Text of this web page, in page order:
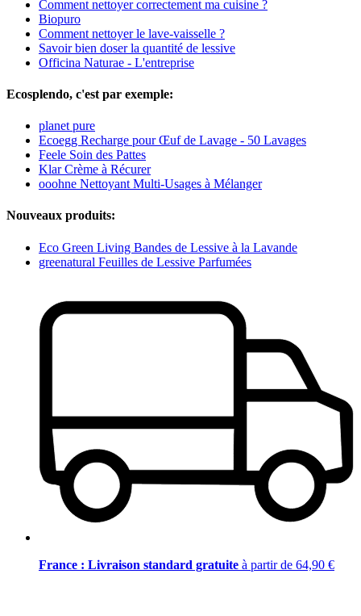
Comment nettoyer correctement ma cuisine ?
Biopuro
Comment nettoyer le lave-vaisselle ?
Savoir bien doser la quantité de lessive
Officina Naturae - L'entreprise
Ecosplendo, c'est par exemple:
planet pure
Ecoegg Recharge pour Œuf de Lavage - 50 Lavages
Feele Soin des Pattes
Klar Crème à Récurer
ooohne Nettoyant Multi-Usages à Mélanger
Nouveaux produits:
Eco Green Living Bandes de Lessive à la Lavande
greenatural Feuilles de Lessive Parfumées
France : Livraison standard gratuite à partir de 64,90 €